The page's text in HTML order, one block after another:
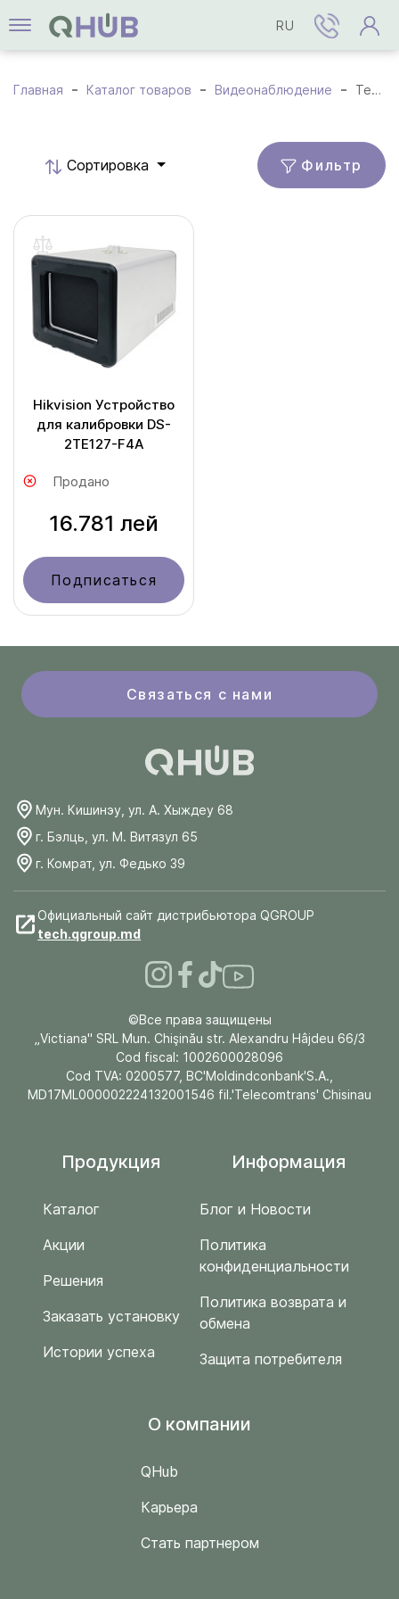
RU
Главная Каталог товаров Видеонаблюдение Термальные камеры
Cортировка Фильтр
Hikvision Устройство
для калибровки DS-
2TE127-F4A
Продано
16.781 лей
Подписаться
Связаться с нами
Мун. Кишинэу, ул. А. Хыждеу 68
г. Бэлць, ул. М. Витязул 65
г. Комрат, ул. Федько 39
Официальный сайт дистрибьютора QGROUP
tech.qgroup.md
©Все права защищены
„Victiana" SRL Mun. Chişinău str. Alexandru Hâjdeu 66/3
Cod fiscal: 1002600028096
Cod TVA: 0200577, BC'Moldindconbank'S.A.,
MD17ML000002224132001546 fil.'Telecomtrans' Chisinau
Продукция
Каталог
Акции
Решения
Заказать установку
Истории успеха
Информация
Блог и Новости
Политика
конфиденциальности
Политика возврата и
обмена
Защита потребителя
O компании
QHub
Карьера
Стать партнером